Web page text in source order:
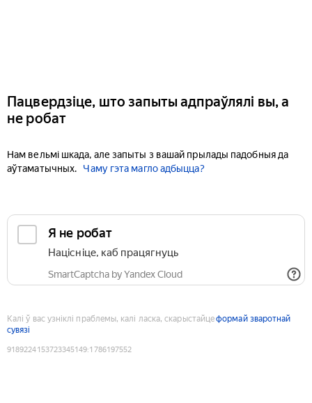
Пацвердзіце, што запыты адпраўлялі вы, а
не робат
Нам вельмі шкада, але запыты з вашай прылады падобныя да
аўтаматычных.
Чаму гэта магло адбыцца?
Я не робат
Націсніце, каб працягнуць
SmartCaptcha by Yandex Cloud
Калі ў вас узніклі праблемы, калі ласка, скарыстайцеформай зваротнай
сувязі
9189224153723345149:1786197552